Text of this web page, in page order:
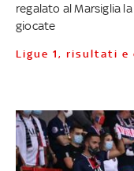
regalato al Marsiglia
giocate
Ligue 1, risultati e